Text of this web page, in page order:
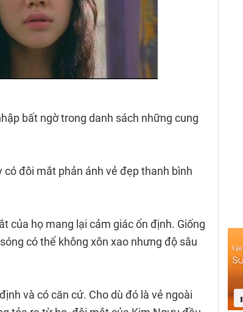
bất ngờ trong danh sách những cung
đôi mắt phản ánh vẻ đẹp thanh bình
của họ mang lại cảm giác ổn định. Giống
có thể không xôn xao nhưng độ sâu
và có căn cứ. Cho dù đó là vẻ ngoài